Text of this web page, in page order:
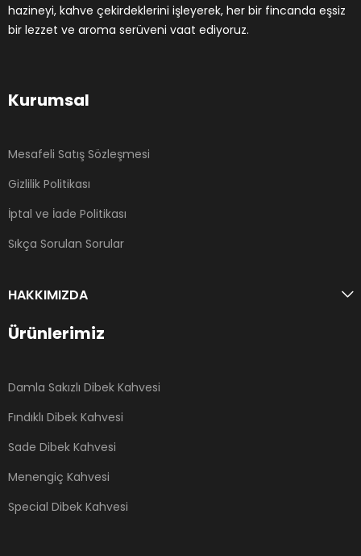
hazineyi, kahve çekirdeklerini işleyerek, her bir fincanda eşsiz
bir lezzet ve aroma serüveni vaat ediyoruz.
Kurumsal
Mesafeli Satış Sözleşmesi
Gizlilik Politikası
İptal ve İade Politikası
Sıkça Sorulan Sorular
HAKKIMIZDA
Ürünlerimiz
Damla Sakızlı Dibek Kahvesi
Fındıklı Dibek Kahvesi
Sade Dibek Kahvesi
Menengiç Kahvesi
Special Dibek Kahvesi